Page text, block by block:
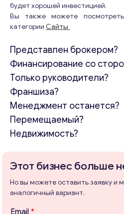
Отправьте нам запрос, и
будет хорошей инвестицией.
Вы также можете
категории Сайты
Представлен брокером?
Финансирование со
Только руководители?
Франшиза?
Менеджмент останется?
Перемещаемый?
Недвижимость?
Этот бизнес больше
Но вы можете оставить заявку и
аналогичный вариант.
В
Email *